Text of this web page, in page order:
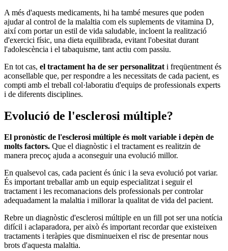
A més d'aquests medicaments, hi ha també mesures que poden
ajudar al control de la malaltia com els suplements de vitamina D,
així com portar un estil de vida saludable, incloent la realització
d'exercici físic, una dieta equilibrada, evitant l'obesitat durant
l'adolescència i el tabaquisme, tant actiu com passiu.
En tot cas, el tractament ha de ser personalitzat i freqüentment és
aconsellable que, per respondre a les necessitats de cada pacient, es
compti amb el treball col·laboratiu d'equips de professionals experts
i de diferents disciplines.
Evolució de l'esclerosi múltiple?
El pronòstic de l'esclerosi múltiple és molt variable i depèn de
molts factors. Que el diagnòstic i el tractament es realitzin de
manera precoç ajuda a aconseguir una evolució millor.
En qualsevol cas, cada pacient és únic i la seva evolució pot variar.
És important treballar amb un equip especialitzat i seguir el
tractament i les recomanacions dels professionals per controlar
adequadament la malaltia i millorar la qualitat de vida del pacient.
Rebre un diagnòstic d'esclerosi múltiple en un fill pot ser una notícia
difícil i aclaparadora, per això és important recordar que existeixen
tractaments i teràpies que disminueixen el risc de presentar nous
brots d'aquesta malaltia.